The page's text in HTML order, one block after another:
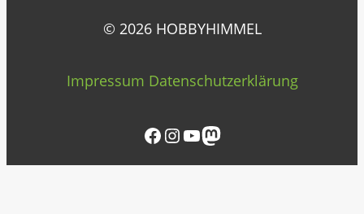
© 2026 HOBBYHIMMEL
Impressum Datenschutzerklärung
Facebook InstagramYouTube Mastodon